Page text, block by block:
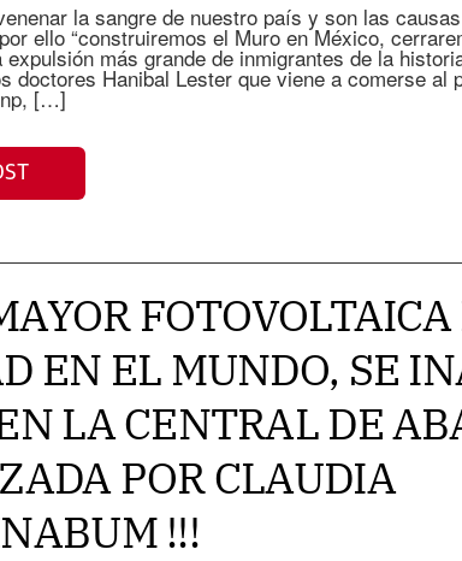
la sangre de nuestro país y son las
ello “construiremos el Muro en México,
más grande de inmigrantes de la
doctores Hanibal Lester que viene a comerse al
[…]
MAYOR
EN EL MUNDO, SE
LA CENTRAL DE
POR CLAUDIA
!!!